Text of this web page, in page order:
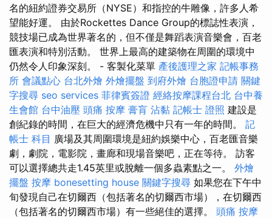
名的紐約證券交易所（NYSE）和指控的牛雕像，許多人希
望能好運。 由於Rockettes Dance Group的標誌性表演，
競技場已成為世界著名的，但不僅是舞蹈表演音樂會，百老
匯表演和特別活動。 世界上最高的建築物在周圍的環境中
仍然令人印象深刻。 - 客製化菜單 產後護理之家 記帳事務
所 會議點心 台北外燴 外燴擺盤 到府外燴 台胞證申請 關鍵
字搜尋 seo services 菲律賓簽證 經絡按摩課程台北 台中養
生會館 台中油壓 頭痛 按摩 膏肓 沾黏 記帳士 證照 建設是
創紀錄的時間，在巨大的經濟危機中只有一年的時間。 記
帳士 科目 廣場及其周圍環境是紐約娛樂中心，百老匯音樂
劇，劇院，電影院，畫廊和現場音樂吧，正在等待。 訪客
可以選擇總共走1.45英里或脫離一個多蟲素點之一。 外燴
擺盤 按摩 bonesetting house 關鍵字搜尋 如果您在下午中
旬發現自己在切爾西（包括著名的切爾西市場），在切爾西
（包括著名的切爾西市場）有一些絕佳的選擇。 頭痛 按摩